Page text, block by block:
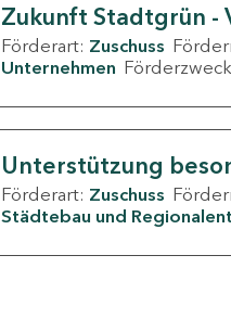
Zukunft Stadtgrün -
Förderart: Zuschuss
Unternehmen
Unterstützung
Förderart: Zuschuss
Städtebau und